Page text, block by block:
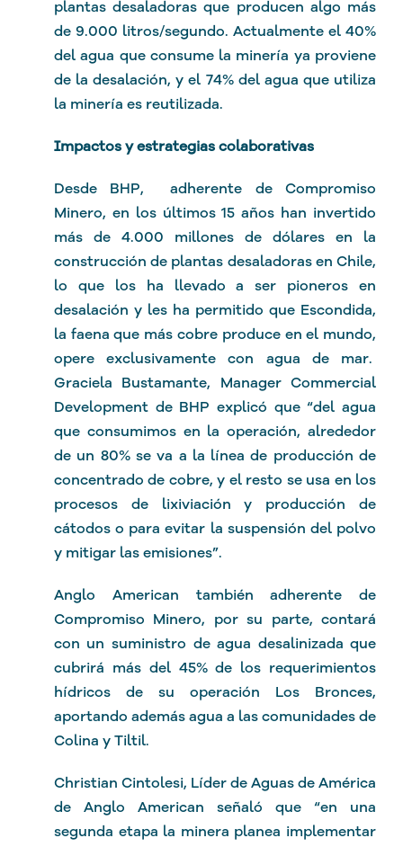
plantas desaladoras que producen algo más
de 9.000 litros/segundo. Actualmente el 40%
del agua que consume la minería ya proviene
de la desalación, y el 74% del agua que utiliza
la minería es reutilizada.
Impactos y estrategias colaborativas
Desde BHP, adherente de Compromiso
Minero, en los últimos 15 años han invertido
más de 4.000 millones de dólares en la
construcción de plantas desaladoras en Chile,
lo que los ha llevado a ser pioneros en
desalación y les ha permitido que Escondida,
la faena que más cobre produce en el mundo,
opere exclusivamente con agua de mar.
Graciela Bustamante, Manager Commercial
Development de BHP explicó que “del agua
que consumimos en la operación, alrededor
de un 80% se va a la línea de producción de
concentrado de cobre, y el resto se usa en los
procesos de lixiviación y producción de
cátodos o para evitar la suspensión del polvo
y mitigar las emisiones”.
Anglo American también adherente de
Compromiso Minero, por su parte, contará
con un suministro de agua desalinizada que
cubrirá más del 45% de los requerimientos
hídricos de su operación Los Bronces,
aportando además agua a las comunidades de
Colina y Tiltil.
Christian Cintolesi, Líder de Aguas de América
de Anglo American señaló que “en una
segunda etapa la minera planea implementar